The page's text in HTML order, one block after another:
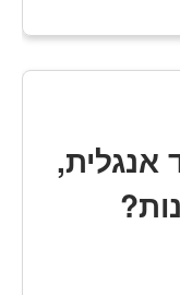
אנגלית,